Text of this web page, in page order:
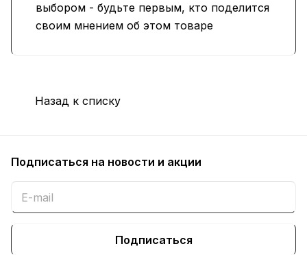
выбором - будьте первым, кто поделится
своим мнением об этом товаре
Назад к списку
Подписаться на новости и акции
Подписаться